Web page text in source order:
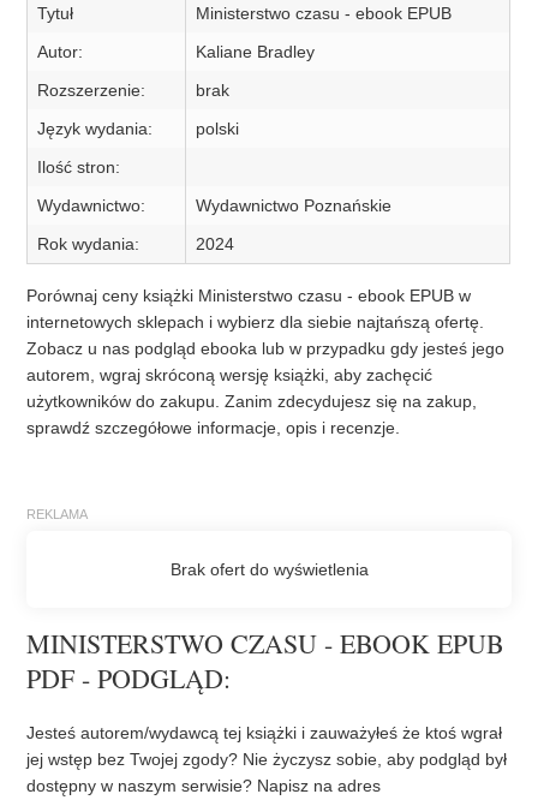
Tytuł
Ministerstwo czasu - ebook EPUB
Autor:
Kaliane Bradley
Rozszerzenie:
brak
Język wydania:
polski
Ilość stron:
Wydawnictwo:
Wydawnictwo Poznańskie
Rok wydania:
2024
Porównaj ceny książki Ministerstwo czasu - ebook EPUB w
internetowych sklepach i wybierz dla siebie najtańszą ofertę.
Zobacz u nas podgląd ebooka lub w przypadku gdy jesteś jego
autorem, wgraj skróconą wersję książki, aby zachęcić
użytkowników do zakupu. Zanim zdecydujesz się na zakup,
sprawdź szczegółowe informacje, opis i recenzje.
MINISTERSTWO CZASU - EBOOK EPUB
PDF - PODGLĄD:
Jesteś autorem/wydawcą tej książki i zauważyłeś że ktoś wgrał
jej wstęp bez Twojej zgody? Nie życzysz sobie, aby podgląd był
dostępny w naszym serwisie? Napisz na adres